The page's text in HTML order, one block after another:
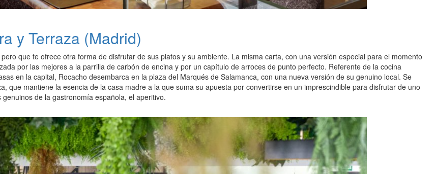
y Terraza (Madrid)
que te ofrece otra forma de disfrutar de sus platos y su ambiente. La misma carta, con una versión especial para el momento
por las mejores a la parrilla de carbón de encina y por un capítulo de arroces de punto perfecto. Referente de la cocina
en la capital, Rocacho desembarca en la plaza del Marqués de Salamanca, con una nueva versión de su genuino local. Se
que mantiene la esencia de la casa madre a la que suma su apuesta por convertirse en un imprescindible para disfrutar de uno
de la gastronomía española, el aperitivo.